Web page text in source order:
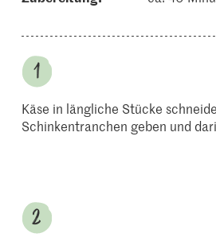
Käse in längliche Stücke
Schinkentranchen geben und